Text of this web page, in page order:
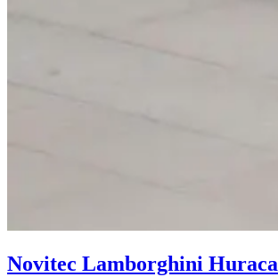
Novitec Lamborghini